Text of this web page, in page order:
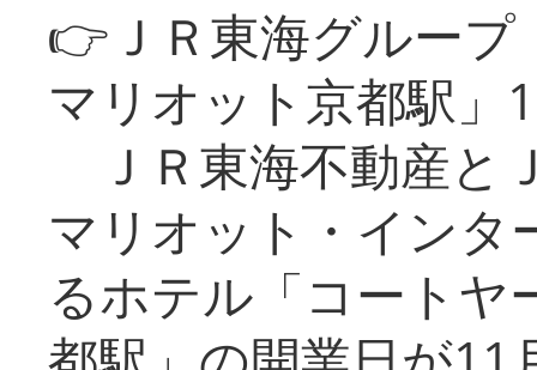
👉ＪＲ東海グルー
マリオット京都駅」
ＪＲ東海不動産と
マリオット・インタ
るホテル「コートヤ